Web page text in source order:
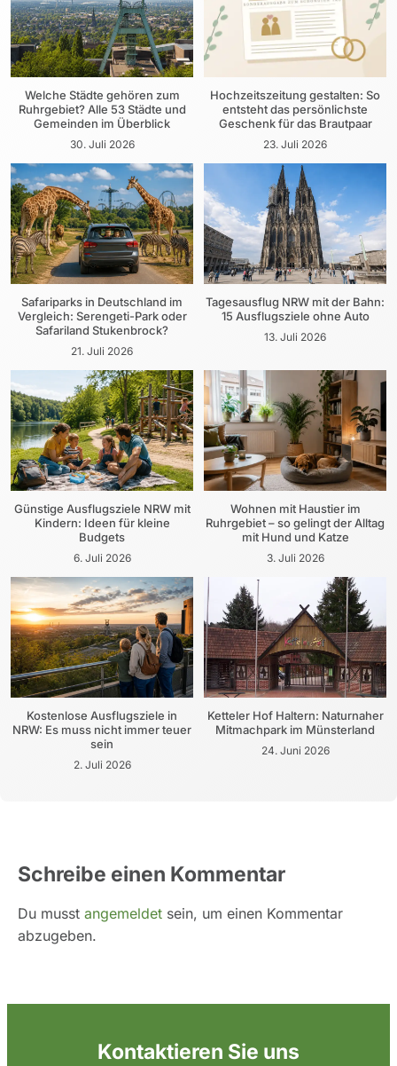
Welche Städte gehören zum
Ruhrgebiet? Alle 53 Städte und
Gemeinden im Überblick
30. Juli 2026
Hochzeitszeitung gestalten: So
entsteht das persönlichste
Geschenk für das Brautpaar
23. Juli 2026
Safariparks in Deutschland im
Vergleich: Serengeti-Park oder
Safariland Stukenbrock?
21. Juli 2026
Tagesausflug NRW mit der Bahn:
15 Ausflugsziele ohne Auto
13. Juli 2026
Günstige Ausflugsziele NRW mit
Kindern: Ideen für kleine
Budgets
6. Juli 2026
Wohnen mit Haustier im
Ruhrgebiet – so gelingt der Alltag
mit Hund und Katze
3. Juli 2026
Kostenlose Ausflugsziele in
NRW: Es muss nicht immer teuer
sein
2. Juli 2026
Ketteler Hof Haltern: Naturnaher
Mitmachpark im Münsterland
24. Juni 2026
Schreibe einen Kommentar
Du musst angemeldet sein, um einen Kommentar
abzugeben.
Kontaktieren Sie uns